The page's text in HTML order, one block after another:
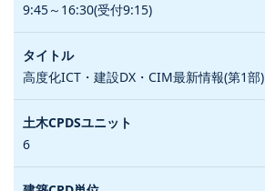
9:45～16:30(受付9:15)
高度化ICT・建設DX・CIM最新情報(第1部)
6